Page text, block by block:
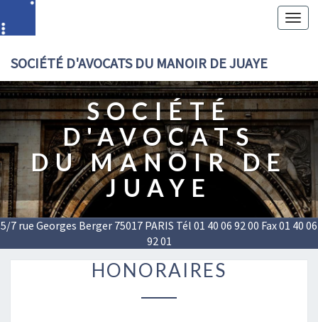
SOCIÉTÉ D'AVOCATS DU MANOIR DE JUAYE
SOCIÉTÉ
D'AVOCATS
DU MANOIR DE
JUAYE
5/7 rue Georges Berger 75017 PARIS Tél 01 40 06 92 00 Fax 01 40 06
92 01
HONORAIRES
HONORAIRES